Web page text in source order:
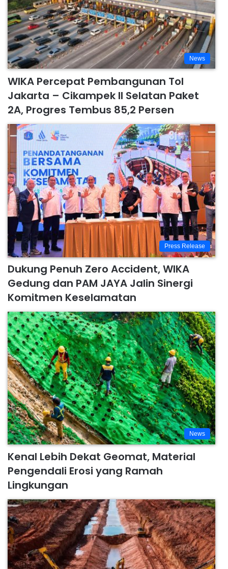
News
WIKA Percepat Pembangunan Tol
Jakarta – Cikampek II Selatan Paket
2A, Progres Tembus 85,2 Persen
Press Release
Dukung Penuh Zero Accident, WIKA
Gedung dan PAM JAYA Jalin Sinergi
Komitmen Keselamatan
News
Kenal Lebih Dekat Geomat, Material
Pengendali Erosi yang Ramah
Lingkungan